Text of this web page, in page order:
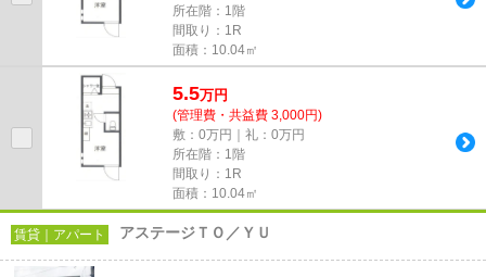
所在階：1階
間取り：1R
面積：10.04㎡
5.5万円
(管理費・共益費 3,000円)
敷：0万円｜礼：0万円
所在階：1階
間取り：1R
面積：10.04㎡
賃貸｜アパート アステージＴＯ／ＹＵ